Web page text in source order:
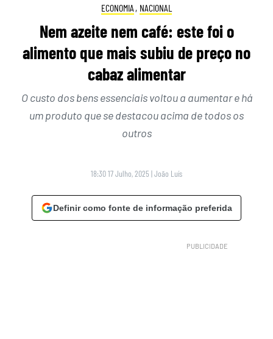
ECONOMIA , NACIONAL
Nem azeite nem café: este foi o
alimento que mais subiu de preço no
cabaz alimentar
O custo dos bens essenciais voltou a aumentar e há
um produto que se destacou acima de todos os
outros
18:30 17 Julho, 2025 |João Luís
Definir como fonte de informação preferida